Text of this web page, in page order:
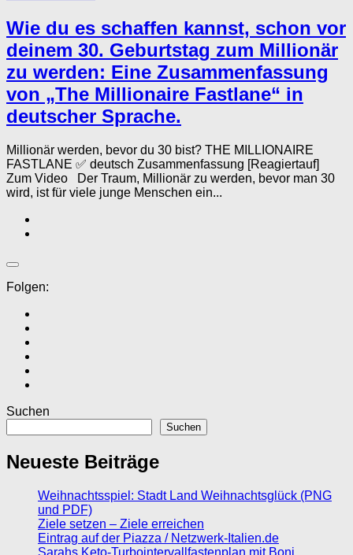
Wie du es schaffen kannst, schon vor
deinem 30. Geburtstag zum Millionär
zu werden: Eine Zusammenfassung
von „The Millionaire Fastlane“ in
deutscher Sprache.
Millionär werden, bevor du 30 bist? THE MILLIONAIRE
FASTLANE ✅ deutsch Zusammenfassung [Reagiertauf]
Zum Video Der Traum, Millionär zu werden, bevor man 30
wird, ist für viele junge Menschen ein...
Folgen:
Suchen
Suchen
Neueste Beiträge
Weihnachtsspiel: Stadt Land Weihnachtsglück (PNG
und PDF)
Ziele setzen – Ziele erreichen
Eintrag auf der Piazza / Netzwerk-Italien.de
Sarahs Keto-Turbointervallfastenplan mit Boni